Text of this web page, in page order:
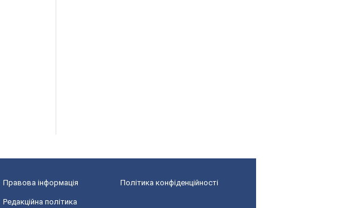
Правова інформація Політика конфіденційності
Редакційна політика